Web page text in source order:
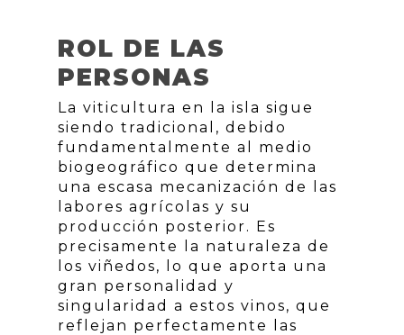
ROL DE LAS
PERSONAS
La viticultura en la isla sigue
siendo tradicional, debido
fundamentalmente al medio
biogeográfico que determina
una escasa mecanización de las
labores agrícolas y su
producción posterior. Es
precisamente la naturaleza de
los viñedos, lo que aporta una
gran personalidad y
singularidad a estos vinos, que
reflejan perfectamente las